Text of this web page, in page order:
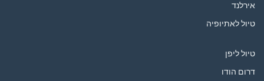
אירלנד
טיול לאתיופיה
טיול ליפן
דרום הודו